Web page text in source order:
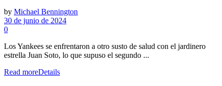
by Michael Bennington
30 de junio de 2024
0
Los Yankees se enfrentaron a otro susto de salud con el jardinero
estrella Juan Soto, lo que supuso el segundo ...
Read moreDetails